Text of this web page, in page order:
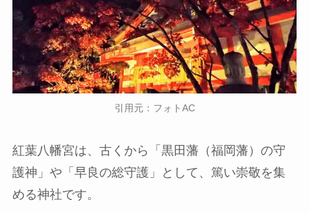
引用元：フォトAC
紅葉八幡宮は、古くから「黒田藩（福岡藩）の守
護神」や「早良の総守護」として、篤い崇敬を集
める神社です。